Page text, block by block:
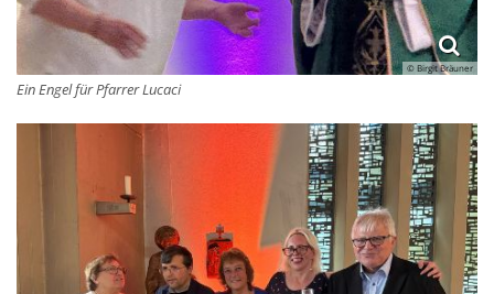
© Birgit Bräuner
Ein Engel für Pfarrer Lucaci